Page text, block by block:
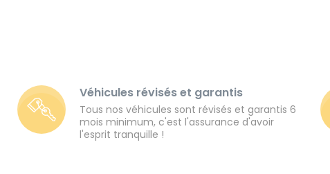
Véhicules révisés et garantis
Tous nos véhicules sont révisés et garantis 6
mois minimum, c'est l'assurance d'avoir
l'esprit tranquille !